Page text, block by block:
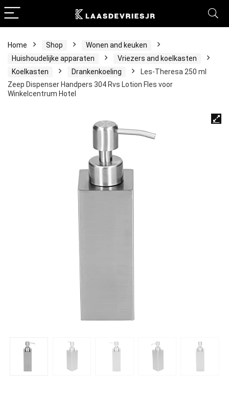
Home Shop
Wonen and keuken
Huishoudelijke apparaten
Vriezers and koelkasten
Koelkasten
Drankenkoeling
Les-Theresa 250 ml
Zeep Dispenser Handpers 304 Rvs Lotion Fles voor
Winkelcentrum Hotel